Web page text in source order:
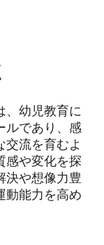
、幼児教育に
ルであり、感
交流を育むよ
感や変化を探
決や想像力豊
動能力を高め